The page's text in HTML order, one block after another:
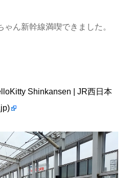
ん新幹線満喫できました。
Shinkansen | JR西日本